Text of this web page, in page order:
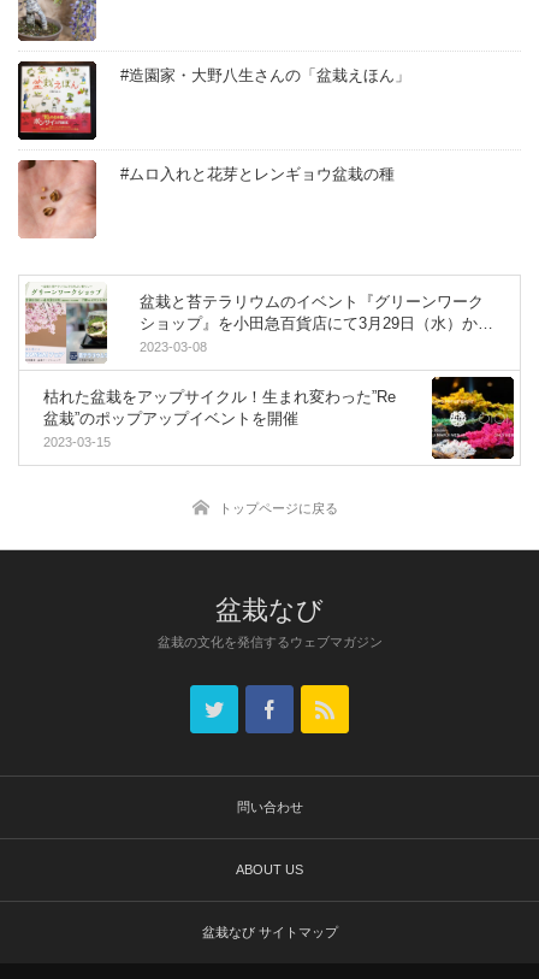
#造園家・大野八生さんの「盆栽えほん」
#ムロ入れと花芽とレンギョウ盆栽の種
盆栽と苔テラリウムのイベント『グリーンワーク
ショップ』を小田急百貨店にて3月29日（水）から
開催
2023-03-08
枯れた盆栽をアップサイクル！生まれ変わった”Re
盆栽”のポップアップイベントを開催
2023-03-15
トップページに戻る
盆栽なび
盆栽の文化を発信するウェブマガジン
問い合わせ
ABOUT US
盆栽なび サイトマップ